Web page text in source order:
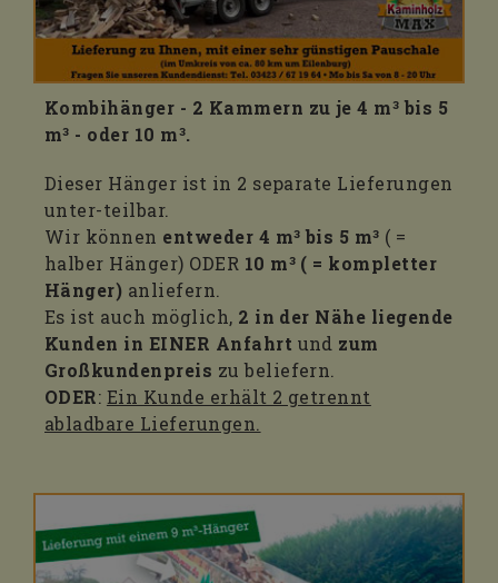
Kombihänger - 2 Kammern zu je 4 m³ bis 5
m³ - oder 10 m³.
Dieser Hänger ist in 2 separate Lieferungen
unter-teilbar.
Wir können entweder 4 m³ bis 5 m³ ( =
halber Hänger) ODER 10 m³ ( = kompletter
Hänger) anliefern.
Es ist auch möglich, 2 in der Nähe liegende
Kunden in EINER Anfahrt und zum
Großkundenpreis zu beliefern.
ODER: Ein Kunde erhält 2 getrennt
abladbare Lieferungen.